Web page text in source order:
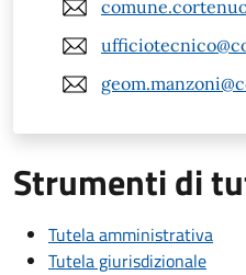
Strumenti di
Tutela amministrativa
Tutela giurisdizionale